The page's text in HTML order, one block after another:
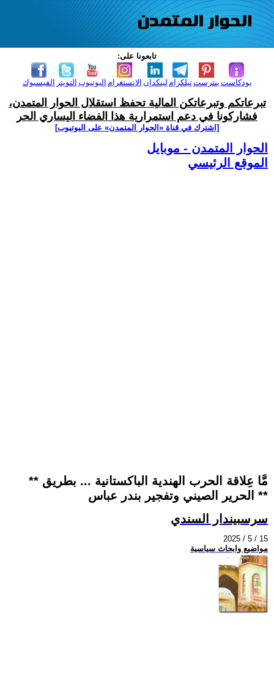
تابعونا على:
الفيسبوك التويتر اليوتيوب الانستغرام لينكدإن تيلكرامبنترست بودكاست
تبرعاتكم وتبرعاتكن المالية تحفظ استقلال الحوار المتمدن،
فشاركونا في دعم استمرارية هذا الفضاء اليساري الحر
[اشترك في قناة ‫«الحوار المتمدن» على اليوتيوب]
الحوار المتمدن - موبايل
الموقع الرئيسي
** مَّا عِلاقة الحرب الهندية الباكستانية ... بطريق
الحرير الصيني وتفجير بندر عباس **
سرسبيندار السندي
2025 / 5 / 15
مواضيع وابحاث سياسية